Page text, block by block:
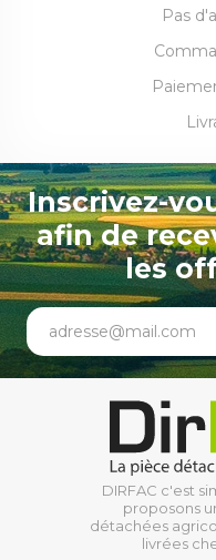
Pas
Inscrivez-
afin de
les
adresse@mail.com
DIRFAC c'est
proposons
détachées
livrées